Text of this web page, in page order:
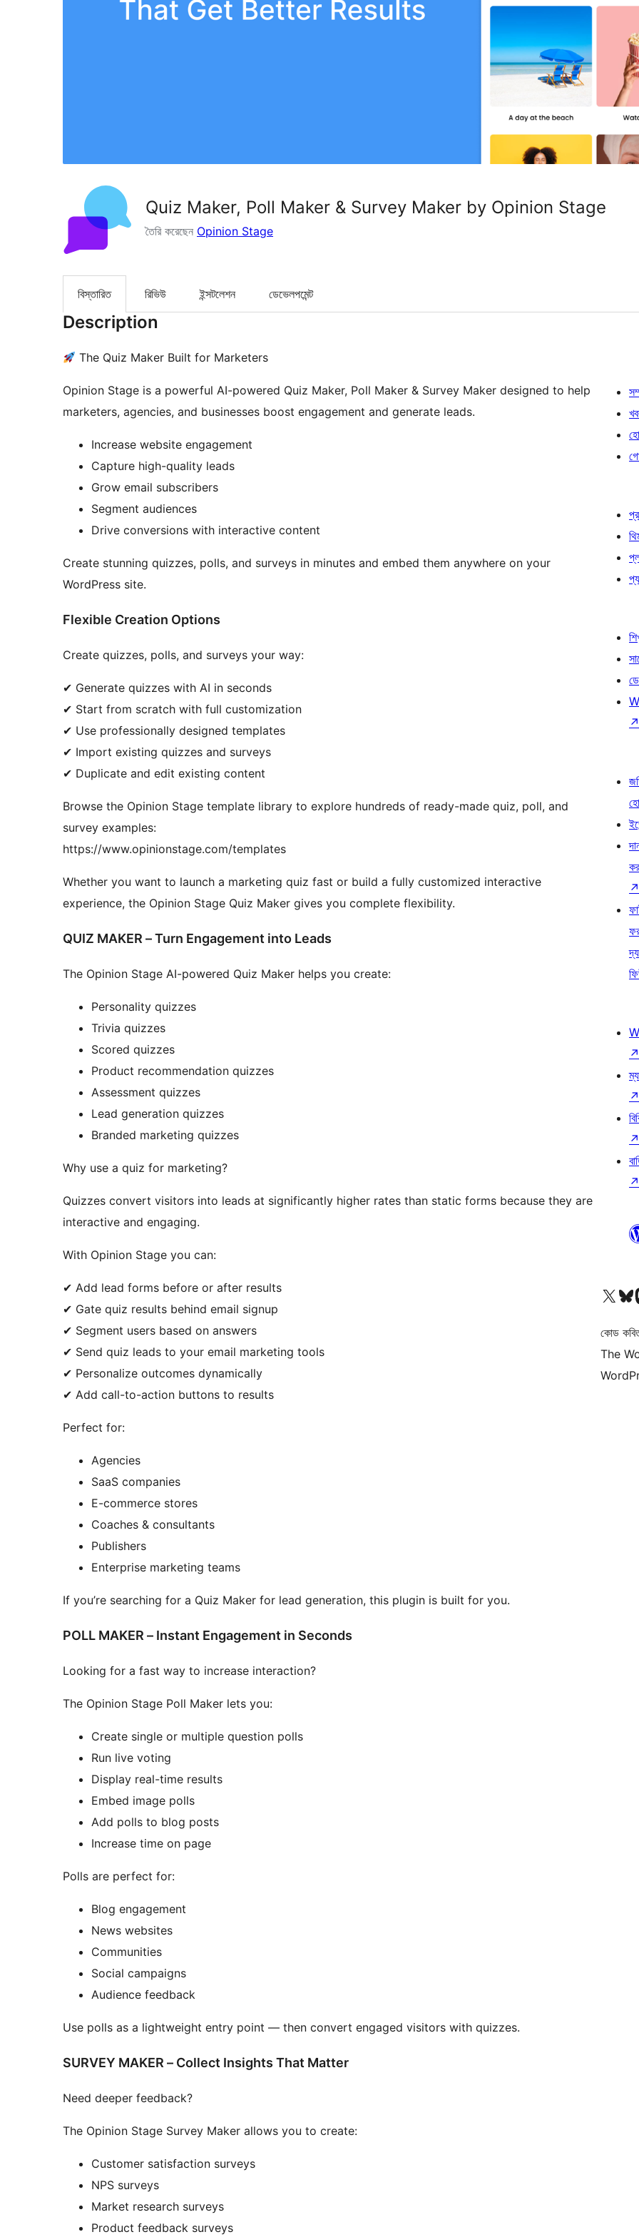
Quiz Maker, Poll Maker & Survey Maker by Opinion Stage
তৈরি করেছেন Opinion Stage
বিস্তারিত রিভিউ ইন্সটলেশন ডেভেলপমেন্ট
Description
The Quiz Maker Built for Marketers
Opinion Stage is a powerful AI-powered Quiz Maker, Poll Maker & Survey Maker designed to help
marketers, agencies, and businesses boost engagement and generate leads.
Increase website engagement
Capture high-quality leads
Grow email subscribers
Segment audiences
Drive conversions with interactive content
Create stunning quizzes, polls, and surveys in minutes and embed them anywhere on your
WordPress site.
Flexible Creation Options
Create quizzes, polls, and surveys your way:
✔ Generate quizzes with AI in seconds
✔ Start from scratch with full customization
✔ Use professionally designed templates
✔ Import existing quizzes and surveys
✔ Duplicate and edit existing content
Browse the Opinion Stage template library to explore hundreds of ready-made quiz, poll, and
survey examples:
https://www.opinionstage.com/templates
Whether you want to launch a marketing quiz fast or build a fully customized interactive
experience, the Opinion Stage Quiz Maker gives you complete flexibility.
QUIZ MAKER – Turn Engagement into Leads
The Opinion Stage AI-powered Quiz Maker helps you create:
Personality quizzes
Trivia quizzes
Scored quizzes
Product recommendation quizzes
Assessment quizzes
Lead generation quizzes
Branded marketing quizzes
Why use a quiz for marketing?
Quizzes convert visitors into leads at significantly higher rates than static forms because they are
interactive and engaging.
With Opinion Stage you can:
✔ Add lead forms before or after results
✔ Gate quiz results behind email signup
✔ Segment users based on answers
✔ Send quiz leads to your email marketing tools
✔ Personalize outcomes dynamically
✔ Add call-to-action buttons to results
Perfect for:
Agencies
SaaS companies
E-commerce stores
Coaches & consultants
Publishers
Enterprise marketing teams
If you’re searching for a Quiz Maker for lead generation, this plugin is built for you.
POLL MAKER – Instant Engagement in Seconds
Looking for a fast way to increase interaction?
The Opinion Stage Poll Maker lets you:
Create single or multiple question polls
Run live voting
Display real-time results
Embed image polls
Add polls to blog posts
Increase time on page
Polls are perfect for:
Blog engagement
News websites
Communities
Social campaigns
Audience feedback
Use polls as a lightweight entry point — then convert engaged visitors with quizzes.
SURVEY MAKER – Collect Insights That Matter
Need deeper feedback?
The Opinion Stage Survey Maker allows you to create:
Customer satisfaction surveys
NPS surveys
Market research surveys
Product feedback surveys
↗
↗
দ্য
↗
↗
↗
↗
আমাদের X (আগের টুইটার) অ্যাকাউন্টে যানআমাদের Bluesky
কোড
The